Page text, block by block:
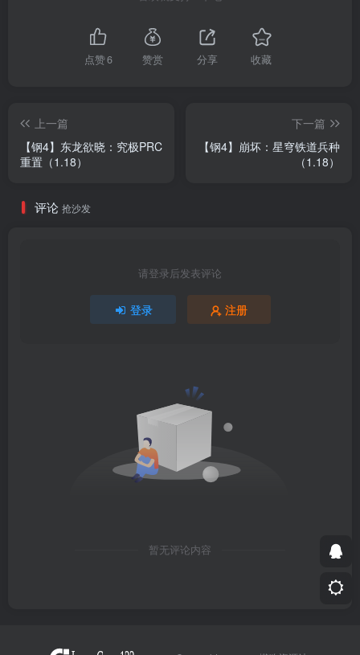
点赞6 赞赏 分享 收藏
上一篇
【钢4】东龙欲晓：究极PRC
重置（1.18）
下一篇
【钢4】崩坏：星穹铁道兵种
（1.18）
评论 抢沙发
请登录后发表评论
登录 注册
暂无评论内容